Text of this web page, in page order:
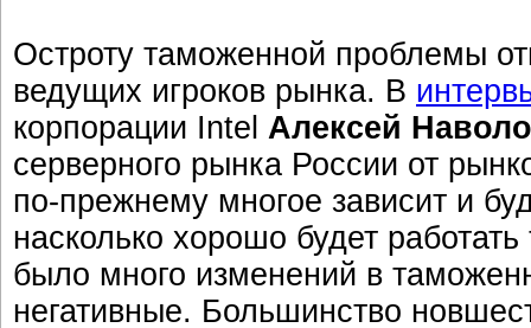
Остроту таможенной проблемы
ведущих игроков рынка. В
корпорации Intel Алексей
серверного рынка России от
по-прежнему многое зависит и
насколько хорошо будет
было много изменений в
негативные. Большинство